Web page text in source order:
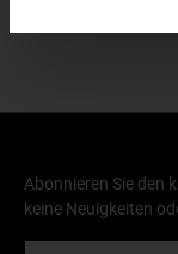
Abonnieren Sie den
keine Neuigkeiten